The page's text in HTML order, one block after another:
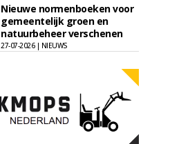
Nieuwe normenboeken voor
gemeentelijk groen en
natuurbeheer verschenen
27-07-2026 | NIEUWS